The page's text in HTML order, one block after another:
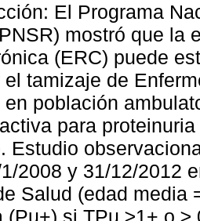
El Programa
mostró que la
(ERC) puede
el tamizaje de
en población
para
Estudio
2008 y 31/12/2012
Salud (edad
(Pu+) si TPu ≥1+ o